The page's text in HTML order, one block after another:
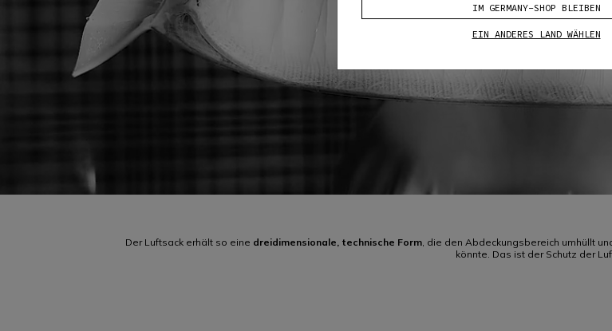
Der Luftsack erhält so eine dreidimensionale, technische Form, die den Abdeckungsbereich umhüllt
könnte. Das ist der Schutz der
IM GERMANY-SHOP BLEIBEN
EIN ANDERES LAND WÄHLEN